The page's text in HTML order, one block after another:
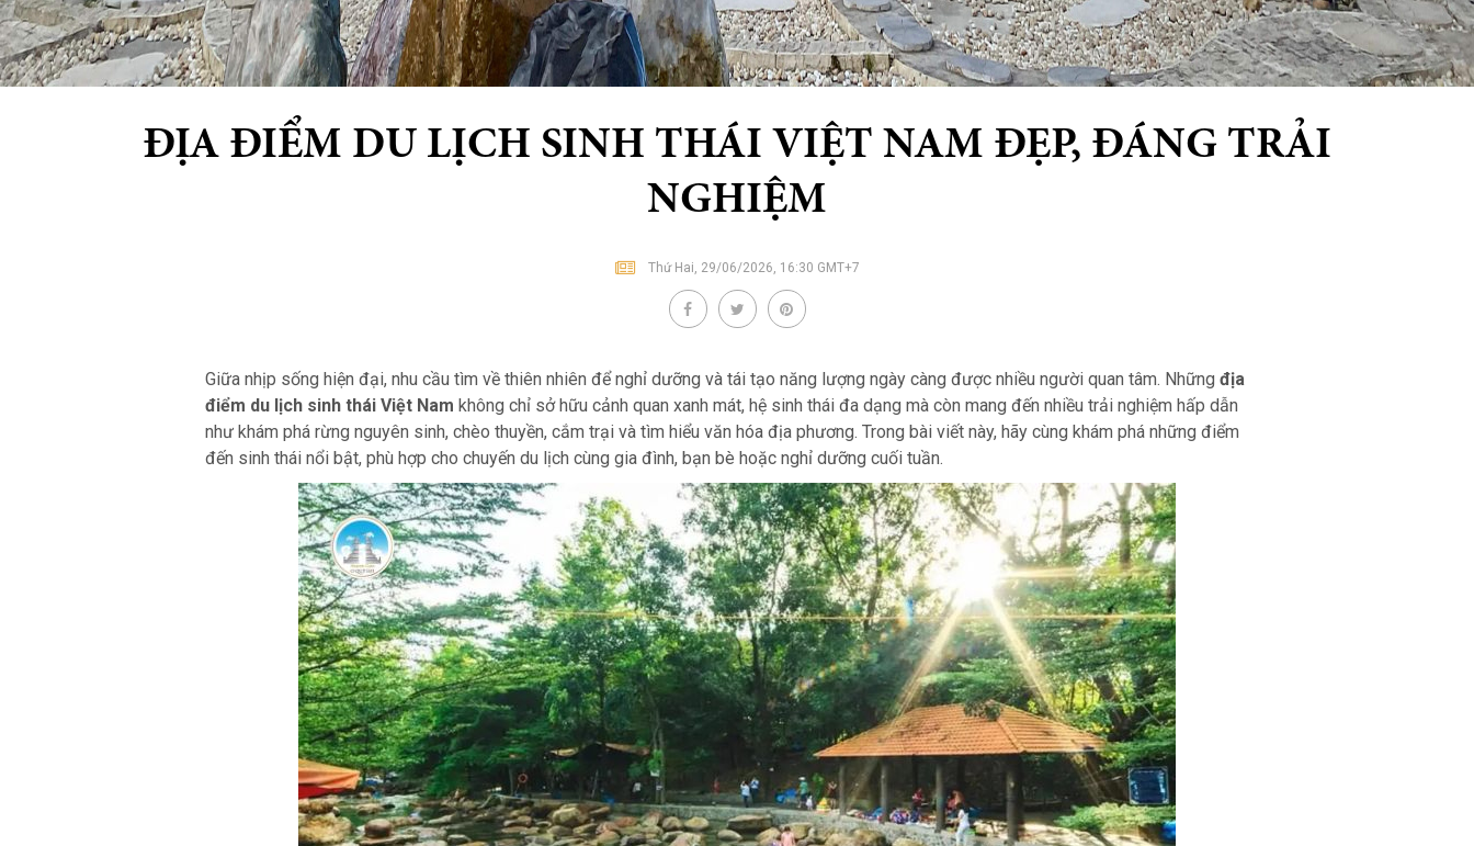
ĐỊA ĐIỂM DU LỊCH SINH THÁI VIỆT NAM ĐẸP, ĐÁNG TRẢI
NGHIỆM
Thứ Hai, 29/06/2026, 16:30 GMT+7
Giữa nhịp sống hiện đại, nhu cầu tìm về thiên nhiên để nghỉ dưỡng và tái tạo năng lượng ngày càng được nhiều người quan tâm. Những địa
điểm du lịch sinh thái Việt Nam không chỉ sở hữu cảnh quan xanh mát, hệ sinh thái đa dạng mà còn mang đến nhiều trải nghiệm hấp dẫn
như khám phá rừng nguyên sinh, chèo thuyền, cắm trại và tìm hiểu văn hóa địa phương. Trong bài viết này, hãy cùng khám phá những điểm
đến sinh thái nổi bật, phù hợp cho chuyến du lịch cùng gia đình, bạn bè hoặc nghỉ dưỡng cuối tuần.